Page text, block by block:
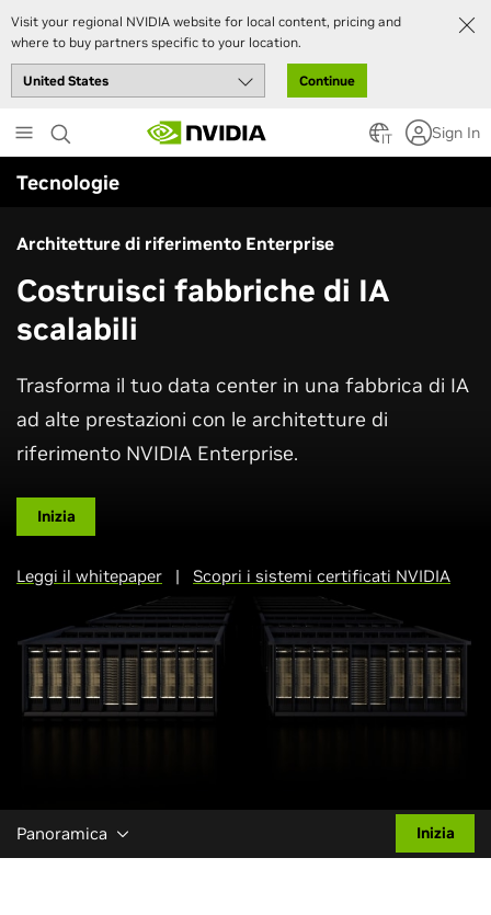
Visit your regional NVIDIA website for local content, pricing and
where to buy partners specific to your location.
Continue
to
main
content
IT Sign In
Tecnologie
Architetture di riferimento Enterprise
Costruisci fabbriche di IA
scalabili
Trasforma il tuo data center in una fabbrica di IA
ad alte prestazioni con le architetture di
riferimento NVIDIA Enterprise.
Inizia
Leggi il whitepaper | Scopri i sistemi certificati NVIDIA
Panoramica Inizia